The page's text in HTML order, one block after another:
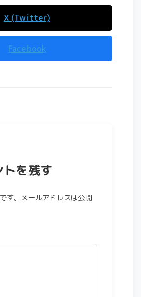
X (Twitter)
Facebook
トを残す
す。メールアドレスは公開